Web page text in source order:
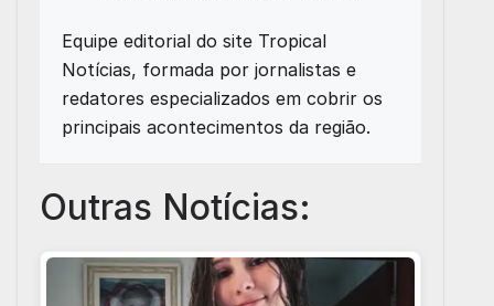
Equipe editorial do site Tropical
Notícias, formada por jornalistas e
redatores especializados em cobrir os
principais acontecimentos da região.
Outras Notícias: